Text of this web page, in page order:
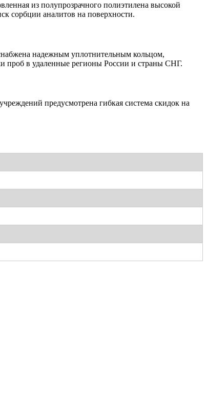
из полупрозрачного полиэтилена высокой
сорбции аналитов на поверхности.
надежным уплотнительным кольцом,
проб в удаленные регионы России и страны СНГ.
предусмотрена гибкая система скидок на